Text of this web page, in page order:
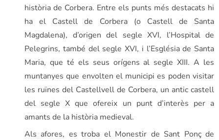
història de Corbera. Entre els punts més destacats hi
ha el Castell de Corbera (o Castell de Santa
Magdalena), d’origen del segle XVI, l’Hospital de
Pelegrins, també del segle XVI, i l’Església de Santa
Maria, que té els seus orígens al segle XIII. A les
muntanyes que envolten el municipi es poden visitar
les ruïnes del Castellvell de Corbera, un antic castell
del segle X que ofereix un punt d’interès per a
amants de la història medieval.
Als afores, es troba el Monestir de Sant Ponç de